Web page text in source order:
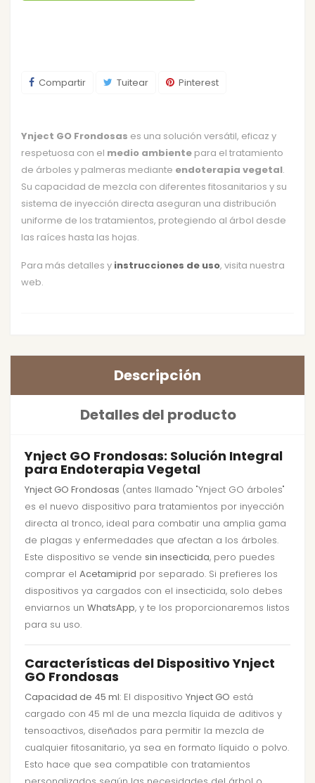
Compartir Tuitear Pinterest
Ynject GO Frondosas es una solución versátil, eficaz y
respetuosa con el medio ambiente para el tratamiento
de árboles y palmeras mediante endoterapia vegetal.
Su capacidad de mezcla con diferentes fitosanitarios y su
sistema de inyección directa aseguran una distribución
uniforme de los tratamientos, protegiendo al árbol desde
las raíces hasta las hojas.
Para más detalles y instrucciones de uso, visita nuestra
web.
Descripción
Detalles del producto
Ynject GO Frondosas: Solución Integral
para Endoterapia Vegetal
Ynject GO Frondosas (antes llamado "Ynject GO árboles"
es el nuevo dispositivo para tratamientos por inyección
directa al tronco, ideal para combatir una amplia gama
de plagas y enfermedades que afectan a los árboles.
Este dispositivo se vende sin insecticida, pero puedes
comprar el Acetamiprid por separado. Si prefieres los
dispositivos ya cargados con el insecticida, solo debes
enviarnos un WhatsApp, y te los proporcionaremos listos
para su uso.
Características del Dispositivo Ynject
GO Frondosas
Capacidad de 45 ml: El dispositivo Ynject GO está
cargado con 45 ml de una mezcla líquida de aditivos y
tensoactivos, diseñados para permitir la mezcla de
cualquier fitosanitario, ya sea en formato líquido o polvo.
Esto hace que sea compatible con tratamientos